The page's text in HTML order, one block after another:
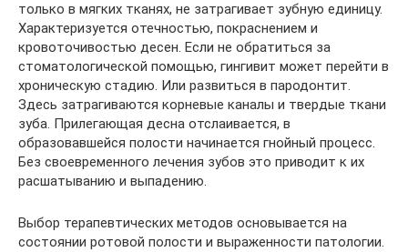
только в мягких тканях, не затрагивает зубную единицу.
Характеризуется отечностью, покраснением и
кровоточивостью десен. Если не обратиться за
стоматологической помощью, гингивит может перейти в
хроническую стадию. Или развиться в пародонтит.
Здесь затрагиваются корневые каналы и твердые ткани
зуба. Прилегающая десна отслаивается, в
образовавшейся полости начинается гнойный процесс.
Без своевременного лечения зубов это приводит к их
расшатыванию и выпадению.
Выбор терапевтических методов основывается на
состоянии ротовой полости и выраженности патологии.